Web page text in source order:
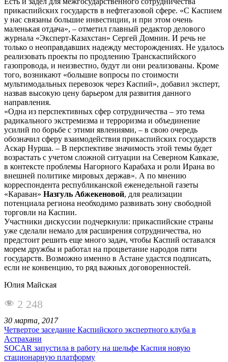
прикаспийских государств в нефтегазовой сфере. «С Каспием
у нас связаны большие инвестиции, и при этом очень
маленькая отдача», – отметил главный редактор делового
журнала «Эксперт-Казахстан» Сергей Домнин. И речь не
только о неоправдавших надежду месторождениях. Не удалось
реализовать проекты по продлению Транскаспийского
газопровода, и неизвестно, будут ли они реализованы. Кроме
того, возникают «большие вопросы по стоимости
мультимодальных перевозок через Каспий», добавил эксперт,
назвав высокую цену барьером для развития данного
направления.
«Одна из перспективных сфер сотрудничества – это тема
радикального экстремизма и терроризма и объединение
усилий по борьбе с этими явлениями, – в свою очередь
обозначил сферу взаимодействия прикаспийских государств
Аскар Нурша. – В перспективе значимость этой темы будет
возрастать с учетом сложной ситуации на Северном Кавказе,
в контексте проблемы Нагорного Карабаха и роли Ирана во
внешней политике мировых держав». А по мнению
корреспондента республиканской еженедельной газеты
«Караван» Назгуль Абжекеновой, для реализации
потенциала региона необходимо развивать зону свободной
торговли на Каспии.
Участники дискуссии подчеркнули: прикаспийские страны
уже сделали немало для расширения сотрудничества, но
предстоит решить еще много задач, чтобы Каспий оставался
морем дружбы и работал на процветание народов пяти
государств. Возможно именно в Астане удастся подписать,
если не конвенцию, то ряд важных договоренностей.
Юлия Майская
2 248
30 марта, 2017
Четвертое заседание Каспийского экспертного клуба в
Астрахани
SOCAR запустила в работу на шельфе Каспия новую
стационарную платформу